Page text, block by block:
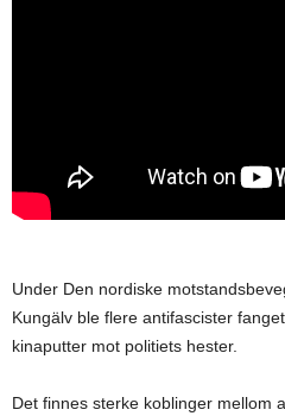
Under Den nordiske
Kungälv ble flere antifascister
kinaputter mot politiets hester.
Det finnes sterke koblinger mellom